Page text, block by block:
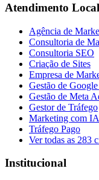
Atendimento Local
Agência de
Consultoria de
Consultoria SEO
Criação de Sites
Empresa de
Gestão de
Gestão de Meta
Gestor de Tráfego
Marketing com IA
Tráfego Pago
Ver todas as 283
Institucional